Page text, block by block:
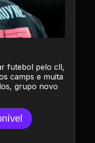
futebol pelo cll,
camps e muita
grupo novo